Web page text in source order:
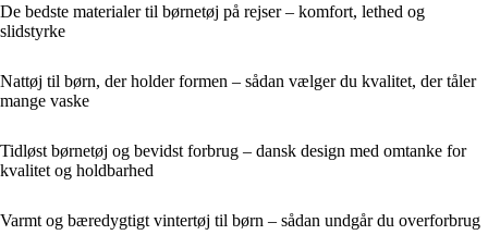
De bedste materialer til børnetøj på rejser – komfort, lethed og
slidstyrke
Nattøj til børn, der holder formen – sådan vælger du kvalitet, der tåler
mange vaske
Tidløst børnetøj og bevidst forbrug – dansk design med omtanke for
kvalitet og holdbarhed
Varmt og bæredygtigt vintertøj til børn – sådan undgår du overforbrug